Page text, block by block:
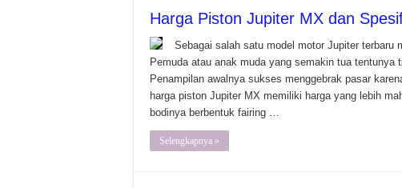
Harga Piston Jupiter MX dan
Sebagai salah satu model motor Jupiter terbaru
Pemuda atau anak muda yang semakin tua
Penampilan awalnya sukses menggebrak pasar
harga piston Jupiter MX memiliki harga yang lebih
bodinya berbentuk fairing …
Selengkapnya »